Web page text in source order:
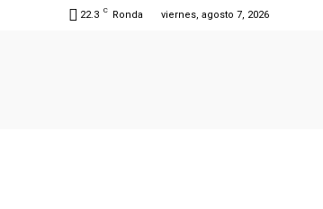
22.3 C Ronda viernes, agosto 7, 2026